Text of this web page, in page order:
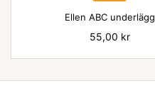
Ellen ABC underlägg
Pris
55,00 kr